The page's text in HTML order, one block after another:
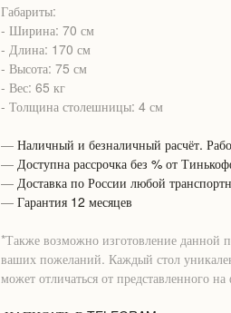
Габариты:
- Ширина: 70 см
- Длина: 170 см
- Высота: 75 см
- Вес: 65 кг
- Толщина столешницы: 4 см
— Наличный и безналичный расчёт.
— Доступна рассрочка без % от
— Доставка по России любой
— Гарантия 12 месяцев
*Также возможно изготовление данной
ваших пожеланий. Каждый стол
может отличаться от представленного на